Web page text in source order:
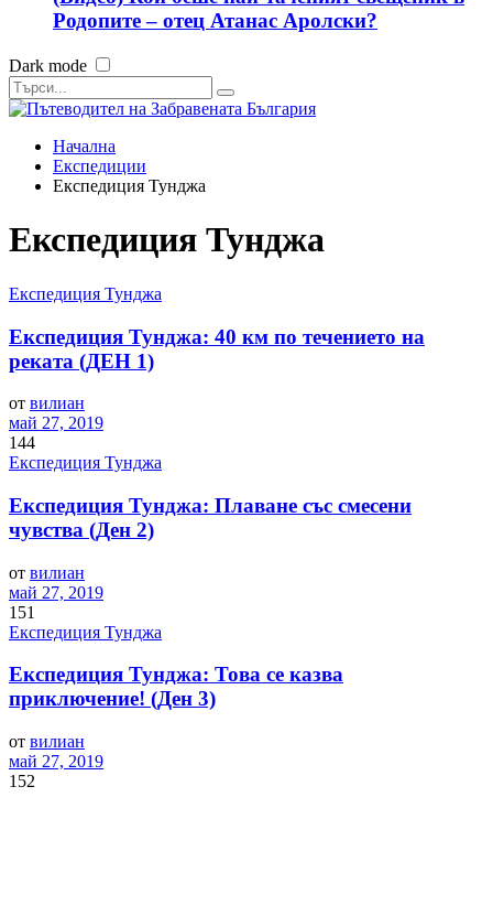
Родопите – отец Атанас Аролски?
Dark mode
Начална
Експедиции
Експедиция Тунджа
Експедиция Тунджа
Експедиция Тунджа
Експедиция Тунджа: 40 км по течението на
реката (ДЕН 1)
от вилиан
май 27, 2019
144
Експедиция Тунджа
Експедиция Тунджа: Плаване със смесени
чувства (Ден 2)
от вилиан
май 27, 2019
151
Експедиция Тунджа
Експедиция Тунджа: Това се казва
приключение! (Ден 3)
от вилиан
май 27, 2019
152